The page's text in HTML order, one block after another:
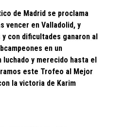
de Madrid se proclama
vencer en Valladolid, y
con dificultades ganaron al
en un
luchado y merecido hasta el
este Trofeo al Mejor
la victoria de Karim